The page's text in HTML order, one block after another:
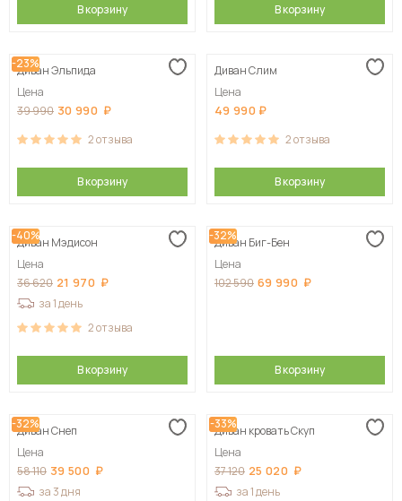
В корзину В корзину
-23%
Диван Эльпида
Цена
39 990 30 990
2отзыва
В корзину
Диван Слим
Цена
49 990
2отзыва
В корзину
-40%
Диван Мэдисон
Цена
36 620 21 970
за 1 день
2отзыва
В корзину
-32%
Диван Биг-Бен
Цена
102 590 69 990
В корзину
-32%
Диван Снеп
Цена
58 110 39 500
за 3 дня
-33%
Диван кровать Скуп
Цена
37 120 25 020
за 1 день